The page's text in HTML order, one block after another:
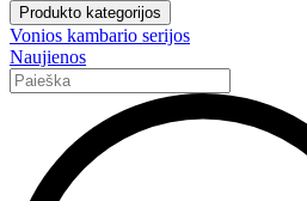
Produkto kategorijos
Vonios kambario serijos
Naujienos